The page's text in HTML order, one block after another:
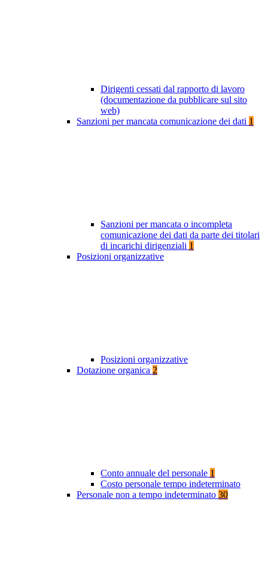
Dirigenti cessati dal rapporto di lavoro
(documentazione da pubblicare sul sito
web)
Sanzioni per mancata comunicazione dei dati 1
Sanzioni per mancata o incompleta
comunicazione dei dati da parte dei titolari
di incarichi dirigenziali 1
Posizioni organizzative
Posizioni organizzative
Dotazione organica 2
Conto annuale del personale 1
Costo personale tempo indeterminato
Personale non a tempo indeterminato 30